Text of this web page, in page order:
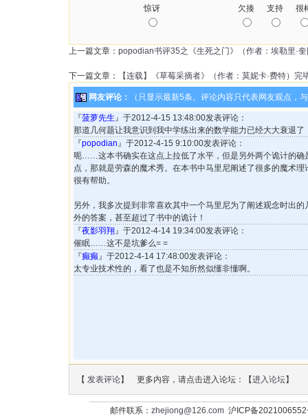
惊讶 欠揍 支持 很
上一篇文章： popodian书评35之《生死之门》（作者：埃勒里·
下一篇文章： 【连载】《草莓采摘者》（作者：莫妮卡·费特）完
网友评论： （只显示最新5条。评论内容只代表网友观点，
『菠萝先生』于2012-4-15 13:48:00发表评论：
那道几何题让我意识到我中学练出来的数学能力已经大大衰退了
『popodian』于2012-4-15 9:10:00发表评论：
呃……这本书确实在这点上拉低了水平，但是另外两个诡计的确
点，那就是劳森的魔术秀。在本书中马里尼阐述了很多的魔术
很有帮助。
另外，我多次提到非常喜欢其中一个马里尼为了阐述观念时出
外的答案，甚至超过了书中的诡计！
『夜影羽翔』于2012-4-14 19:34:00发表评论：
催眠……这不是坑爹么= =
『癫癫』于2012-4-14 17:48:00发表评论：
太专业技术性的，看了也是不知所然似懂非懂啊。
【 发表评论】 更多内容，请点击进入论坛：【进入论坛】
邮件联系： zhejiong@126.com沪ICP备